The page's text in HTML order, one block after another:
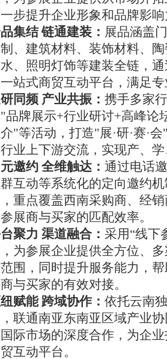
步提升企业形象和品牌影
集结 链通建装 ： 展品涵盖
、建筑材料、装饰材料、
水、照明灯饰等建装全链，
站式商贸互动平台，满足
同频 产业共振： 携手多家
品牌展示+行业研讨+高峰论
"等活动，打造"展·研·赛·
业上下游交流，实现产、
邀约 全维触达： 通过电话
互动等系统化的定向邀约
重点覆盖西南采购商、经
展商与买家的匹配效率。
聚力 渠道融合： 采用“线下
为参展企业提供全方位、
围，同时提升服务能力，
与买家的有效对接。
赋能 跨域协作： 依托云南
联通南亚东南亚区域产业
际市场的深度合作，为企
互动平台。